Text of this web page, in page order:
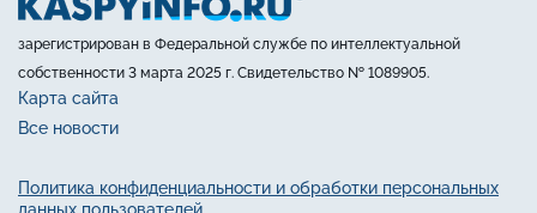
зарегистрирован в Федеральной службе по интеллектуальной
собственности 3 марта 2025 г. Свидетельство № 1089905.
Карта сайта
Все новости
Политика конфиденциальности и обработки персональных
данных пользователей